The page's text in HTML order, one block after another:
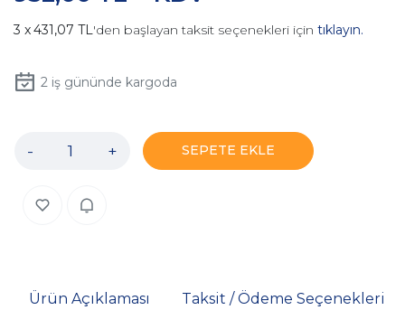
431,07 TL'den başlayan taksit seçenekleri için tıklayın.
2iş gününde kargoda
- + SEPETE EKLE
Ürün Açıklaması Taksit / Ödeme Seçenekleri